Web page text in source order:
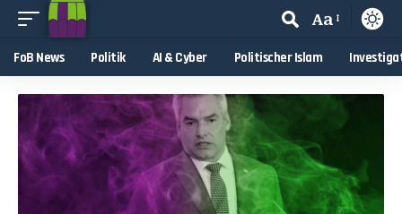
Aa
FoB News Politik AI & Cyber Politischer Islam